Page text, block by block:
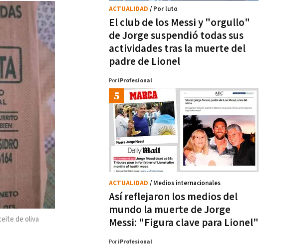
de oliva
El club de los Messi y "orgullo"
de Jorge suspendió todas sus
actividades tras la muerte del
padre de Lionel
ACTUALIDAD / Por luto
Por iProfesional
Así reflejaron los medios del
mundo la muerte de Jorge
Messi: "Figura clave para Lionel"
ACTUALIDAD / Medios internacionales
Por iProfesional